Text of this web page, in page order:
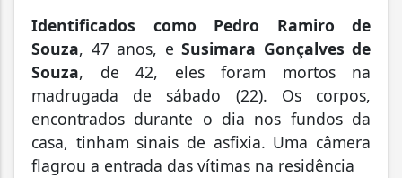
Identificados como Pedro Ramiro de
Souza, 47 anos, e Susimara Gonçalves de
Souza, de 42, eles foram mortos na
madrugada de sábado (22). Os corpos,
encontrados durante o dia nos fundos da
casa, tinham sinais de asfixia. Uma câmera
flagrou a entrada das vítimas na residência